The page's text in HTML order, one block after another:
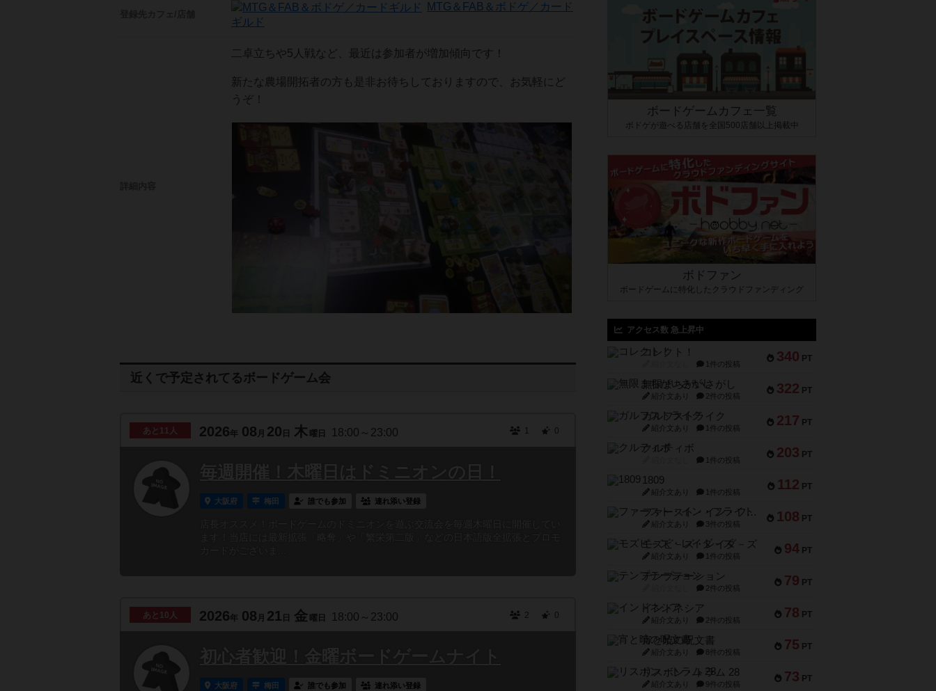
MTG＆FAB＆ボドゲ／カード
ギルド
二卓立ちや5人戦など、最近は参加者が増加傾向です！
新たな農場開拓者の方も是非お待ちしておりますので、お気軽にど
うぞ！
近くで予定されてるボードゲーム会
あと 11人 2026年 08 月 20 木 曜日 18:00～23:00 1 0
毎週開催！木曜日はドミニオンの日！
大阪府 梅田 誰でも参加 連れ添い登録
あと 10人 2026年 08 月 21 金 曜日 18:00～23:00 2 0
初心者歓迎！金曜ボードゲームナイト
大阪府 梅田 誰でも参加 連れ添い登録
ボードゲームカフェ一覧
ボドゲが遊べる店舗を全国500店舗以上掲載中
ボドファン
ボードゲームに特化したクラウドファンディング
アクセス数 急上昇中
340 PT
コレクト！
1件の投稿
322 PT
無限まちがいさがし
紹介文あり 2件の投稿
217 PT
ガルフストライク
紹介文あり 1件の投稿
203 PT
クルティボ
1件の投稿
112 PT
1809
紹介文あり 1件の投稿
108 PT
ファースト・イン・フライト
紹介文あり 3件の投稿
94 PT
モズビ－ズ・レイダ－ズ
紹介文あり 1件の投稿
79 PT
テンプテーション
2件の投稿
78 PT
インドネシア
紹介文あり 2件の投稿
75 PT
宵と暁の呪文書
紹介文あり 8件の投稿
73 PT
リスボン・トラム 28
紹介文あり 9件の投稿